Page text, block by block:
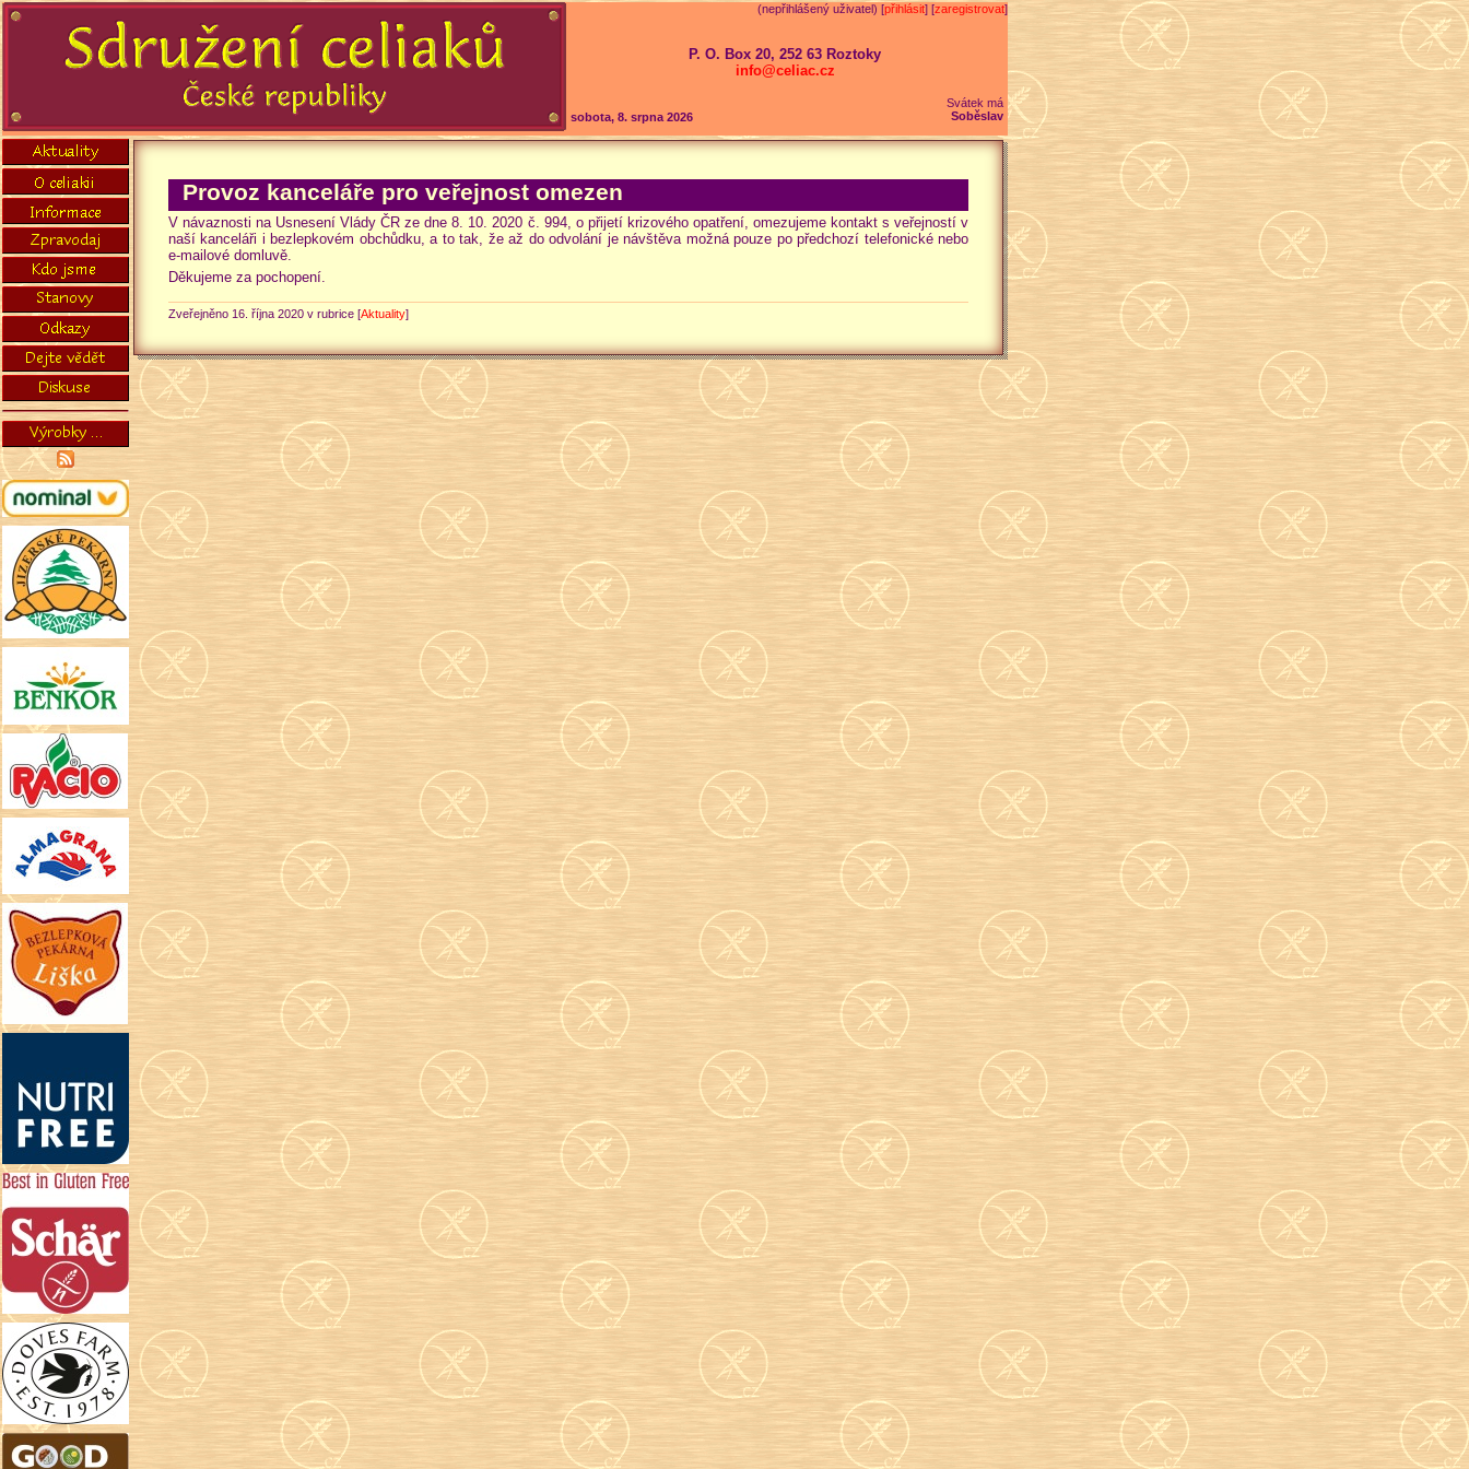
(nepřihlášený uživatel) [přihlásit] [zaregistrovat]
sobota, 8. srpna 2026
Svátek má
Soběslav
P. O. Box 20, 252 63 Roztoky
info@celiac.cz
Provoz kanceláře pro veřejnost omezen
V návaznosti na Usnesení Vlády ČR ze dne 8. 10. 2020 č. 994, o přijetí krizového opatření, omezujeme kontakt s veřejností v
naší kanceláři i bezlepkovém obchůdku, a to tak, že až do odvolání je návštěva možná pouze po předchozí telefonické nebo
e-mailové domluvě.
Děkujeme za pochopení.
Zveřejněno 16. října 2020 v rubrice [Aktuality]